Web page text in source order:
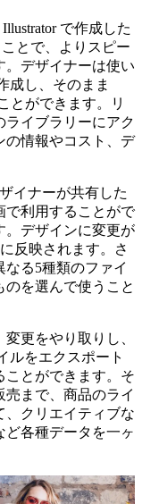
で作成した
とで、よりスピー
。デザイナーは使い
成し、そのまま
とができます。リ
ライブラリーにアク
の情報やコスト、デ
イナーが共有した
で利用することがで
。デザインに変更が
反映されます。さ
る5種類のファイ
を選んで使うこと
更をやり取りし、
ルをエクスポート
ことができます。そ
売まで、商品のライ
、クリエイティブな
ど各種データを一ヶ